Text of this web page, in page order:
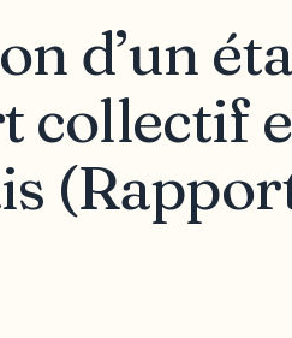
d’un
collectif